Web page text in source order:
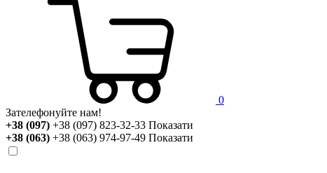
0
Зателефонуйте нам!
+38 (097) +38 (097) 823-32-33 Показати
+38 (063) +38 (063) 974-97-49 Показати